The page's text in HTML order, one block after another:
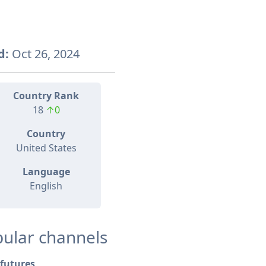
Oct 26, 2024
Country Rank
18 ↑0
Country
United States
Language
English
channels